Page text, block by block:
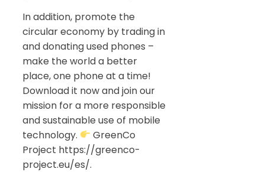
In addition, promote the
circular economy by trading in
and donating used phones –
make the world a better
place, one phone at a time!
Download it now and join our
mission for a more responsible
and sustainable use of mobile
technology.
GreenCo
Project https://greenco-
project.eu/es/.